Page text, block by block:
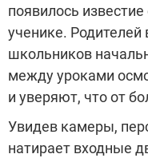
появилось
ученике.
школьников
между уроками
и уверяют, что от
Увидев камеры,
натирает входные